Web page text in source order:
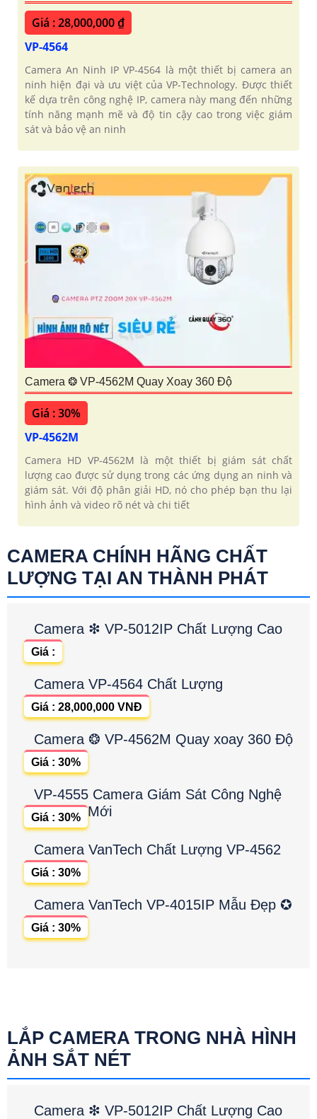
Giá : 28,000,000 ₫
VP-4564
Camera An Ninh IP VP-4564 là một thiết bị camera an
ninh hiện đại và ưu việt của VP-Technology. Được thiết
kế dựa trên công nghệ IP, camera này mang đến những
tính năng mạnh mẽ và độ tin cậy cao trong việc giám
sát và bảo vệ an ninh
Camera ❂ VP-4562M Quay Xoay 360 Độ
Giá : 30%
VP-4562M
Camera HD VP-4562M là một thiết bị giám sát chất
lượng cao được sử dụng trong các ứng dụng an ninh và
giám sát. Với độ phân giải HD, nó cho phép bạn thu lại
hình ảnh và video rõ nét và chi tiết
CAMERA CHÍNH HÃNG CHẤT
LƯỢNG TẠI AN THÀNH PHÁT
Camera ❇ VP-5012IP Chất Lượng Cao
Giá :
Camera VP-4564 Chất Lượng
Giá : 28,000,000 VNĐ
Camera ❂ VP-4562M Quay xoay 360 Độ
Giá : 30%
VP-4555 Camera Giám Sát Công Nghệ
Mới
Giá : 30%
Camera VanTech Chất Lượng VP-4562
Giá : 30%
Camera VanTech VP-4015IP Mẫu Đẹp ✪
Giá : 30%
LẮP CAMERA TRONG NHÀ HÌNH
ẢNH SẮT NÉT
Camera ❇ VP-5012IP Chất Lượng Cao